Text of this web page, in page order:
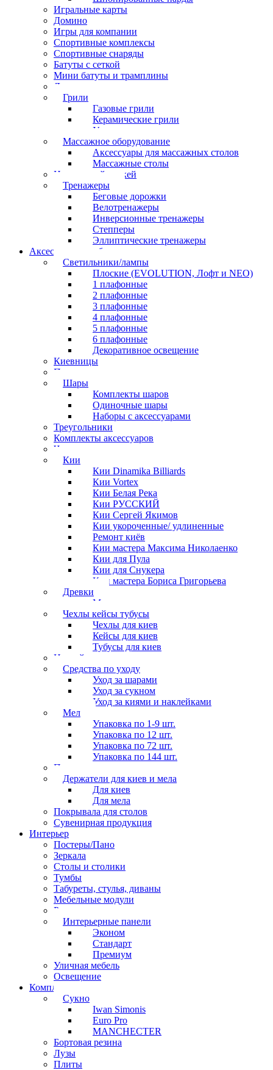
Игральные карты
Домино
Игры для компании
Спортивные комплексы
Спортивные снаряды
Батуты с сеткой
Мини батуты и трамплины
Дартс
Грили
Газовые грили
Керамические грили
Угольные грили
Массажное оборудование
Аксессуары для массажных столов
Массажные столы
Настольный хоккей
Тренажеры
Беговые дорожки
Велотренажеры
Инверсионные тренажеры
Степперы
Эллиптические тренажеры
Аксессуары для бильярда
Светильники/лампы
Плоские (EVOLUTION, Лофт и NEO)
1 плафонные
2 плафонные
3 плафонные
4 плафонные
5 плафонные
6 плафонные
Декоративное освещение
Киевницы
Полочки
Шары
Комплекты шаров
Одиночные шары
Наборы с аксессуарами
Треугольники
Комплекты аксессуаров
Часы
Кии
Кии Dinamika Billiards
Кии Vortex
Кии Белая Река
Кии РУССКИЙ
Кии Сергей Якимов
Кии укороченные/ удлиненные
Ремонт киёв
Кии мастера Максима Николаенко
Кии для Пула
Кии для Снукера
Кии мастера Бориса Григорьева
Древки
Мосты для киев
Чехлы кейсы тубусы
Чехлы для киев
Кейсы для киев
Тубусы для киев
Наклейки
Средства по уходу
Уход за шарами
Уход за сукном
Уход за киями и наклейками
Мел
Упаковка по 1-9 шт.
Упаковка по 12 шт.
Упаковка по 72 шт.
Упаковка по 144 шт.
Перчатки
Держатели для киев и мела
Для киев
Для мела
Покрывала для столов
Сувенирная продукция
Интерьер
Постеры/Пано
Зеркала
Столы и столики
Тумбы
Табуреты, стулья, диваны
Мебельные модули
Рамы под картины
Интерьерные панели
Эконом
Стандарт
Премиум
Уличная мебель
Освещение
Комплектующие
Сукно
Iwan Simonis
Euro Pro
MANCHECTER
Бортовая резина
Лузы
Плиты